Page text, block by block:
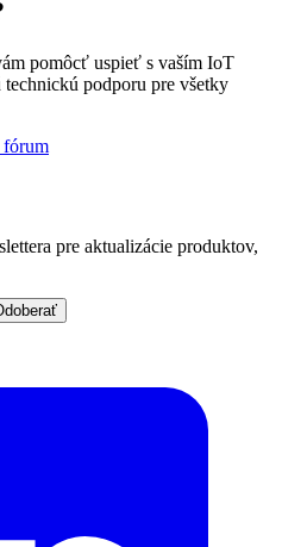
pomôcť uspieť s vaším IoT
podporu pre všetky
pre aktualizácie produktov,